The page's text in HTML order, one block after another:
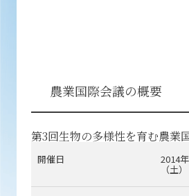
農業国際会議の概要
第3回生物の多様性を育む農業
開催日 2014
（土